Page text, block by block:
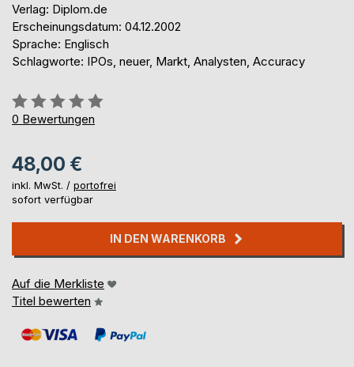
Verlag: Diplom.de
Erscheinungsdatum: 04.12.2002
Sprache: Englisch
Schlagworte: IPOs, neuer, Markt, Analysten, Accuracy
Bewertung::
0%
0 Bewertungen
48,00 €
inkl. MwSt. / portofrei
sofort verfügbar
IN DEN WARENKORB
Auf die Merkliste
Titel bewerten